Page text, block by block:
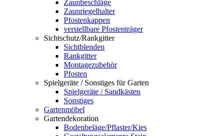
Zaunbeschläge
Zaunriegelhalter
Pfostenkappen
verstellbare Pfostenträger
Sichtschutz/Rankgitter
Sichtblenden
Rankgitter
Montagezubehör
Pfosten
Spielgeräte / Sonstiges für Garten
Spielgeräte / Sandkästen
Sonstiges
Gartenmöbel
Gartendekoration
Bodenbeläge/Pflaster/Kies